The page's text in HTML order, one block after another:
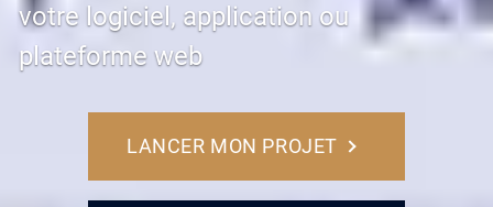
votre logiciel, application ou
plateforme web
LANCER MON PROJET